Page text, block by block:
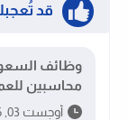
قد
وظائف
محاسبين
أوجست 03, 2026